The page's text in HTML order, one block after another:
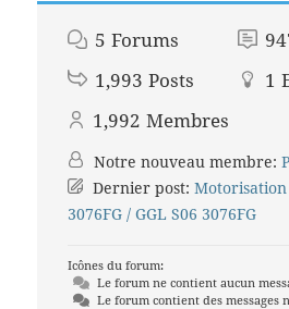
5 Forums
1,993 Posts 1
1,992 Membres
Notre nouveau membre:
Dernier post:Motorisation
3076FG / GGL S06 3076FG
Icônes du forum:
Le forum ne contient aucun
Le forum contient des messages